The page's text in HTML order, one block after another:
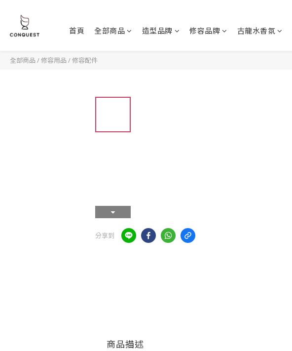
首頁 全部商品 造型品牌 修容品牌 古龍水香氛
全部商品 /修容用品 /修容配件
分享到
商品描述